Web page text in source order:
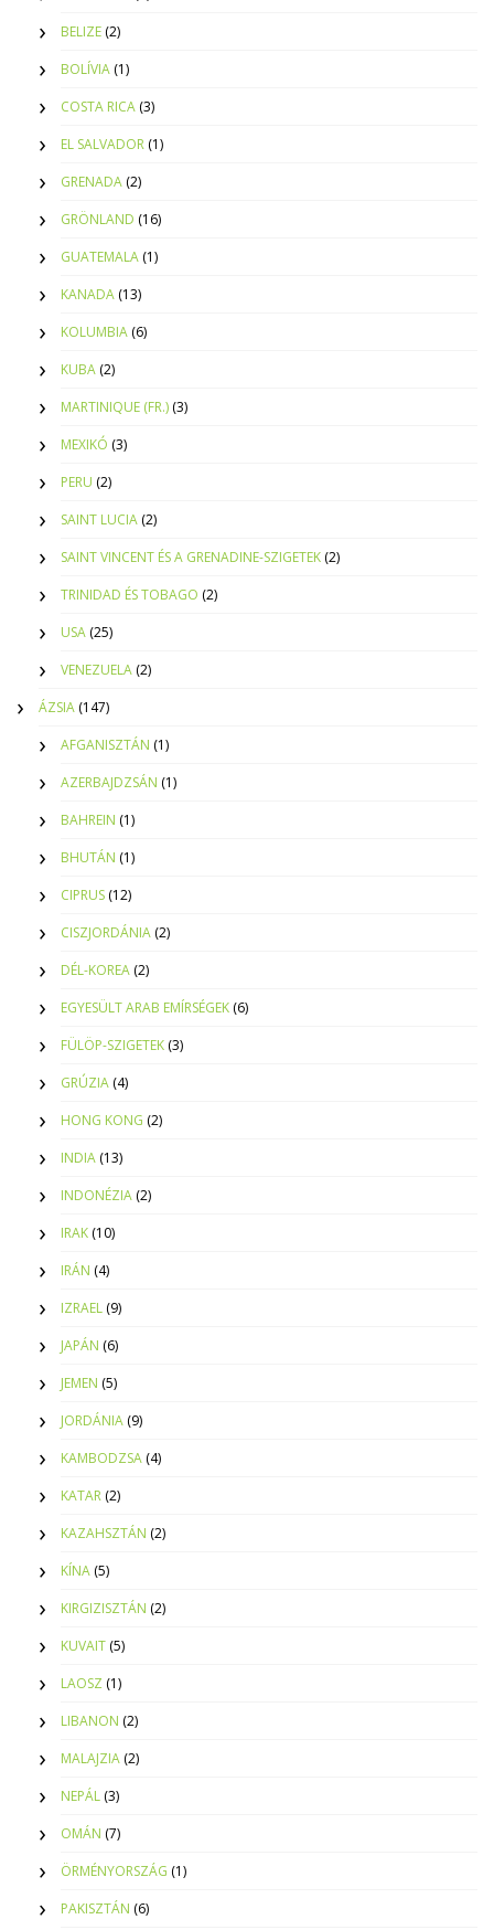
BELIZE (2)
BOLÍVIA (1)
COSTA RICA (3)
EL SALVADOR (1)
GRENADA (2)
GRÖNLAND (16)
GUATEMALA (1)
KANADA (13)
KOLUMBIA (6)
KUBA (2)
MARTINIQUE (FR.) (3)
MEXIKÓ (3)
PERU (2)
SAINT LUCIA (2)
SAINT VINCENT ÉS A GRENADINE-SZIGETEK (2)
TRINIDAD ÉS TOBAGO (2)
USA (25)
VENEZUELA (2)
ÁZSIA (147)
AFGANISZTÁN (1)
AZERBAJDZSÁN (1)
BAHREIN (1)
BHUTÁN (1)
CIPRUS (12)
CISZJORDÁNIA (2)
DÉL-KOREA (2)
EGYESÜLT ARAB EMÍRSÉGEK (6)
FÜLÖP-SZIGETEK (3)
GRÚZIA (4)
HONG KONG (2)
INDIA (13)
INDONÉZIA (2)
IRAK (10)
IRÁN (4)
IZRAEL (9)
JAPÁN (6)
JEMEN (5)
JORDÁNIA (9)
KAMBODZSA (4)
KATAR (2)
KAZAHSZTÁN (2)
KÍNA (5)
KIRGIZISZTÁN (2)
KUVAIT (5)
LAOSZ (1)
LIBANON (2)
MALAJZIA (2)
NEPÁL (3)
OMÁN (7)
ÖRMÉNYORSZÁG (1)
PAKISZTÁN (6)